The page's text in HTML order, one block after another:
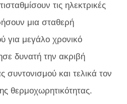
τις ηλεκτρικές
μια σταθερή
για μεγάλο χρονικό
δυνατή την ακριβή
συντονισμού και τελικά τον
θερμοχωρητικότητας.